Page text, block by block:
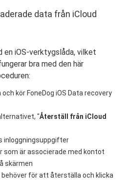
data från iCloud
en iOS-verktygslåda, vilket
bra med den här
kör FoneDog iOS Data recovery
"Återställ från iCloud
inloggningsuppgifter
som är associerade med kontot
skärmen
behöver för att återställa och klicka